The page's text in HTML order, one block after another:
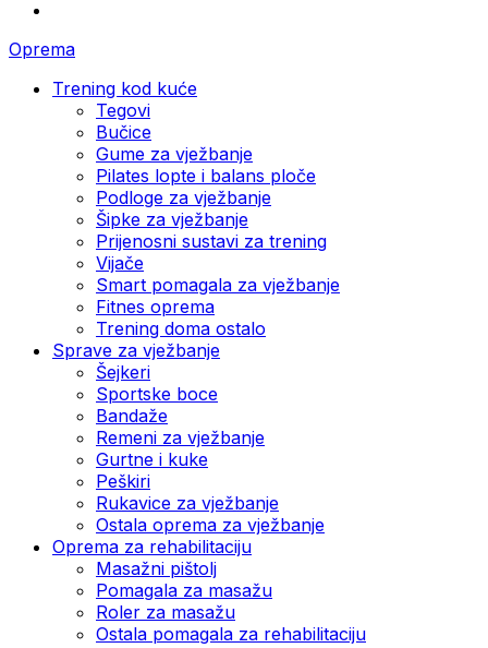
Oprema
Trening kod kuće
Tegovi
Bučice
Gume za vježbanje
Pilates lopte i balans ploče
Podloge za vježbanje
Šipke za vježbanje
Prijenosni sustavi za trening
Vijače
Smart pomagala za vježbanje
Fitnes oprema
Trening doma ostalo
Sprave za vježbanje
Šejkeri
Sportske boce
Bandaže
Remeni za vježbanje
Gurtne i kuke
Peškiri
Rukavice za vježbanje
Ostala oprema za vježbanje
Oprema za rehabilitaciju
Masažni pištolj
Pomagala za masažu
Roler za masažu
Ostala pomagala za rehabilitaciju